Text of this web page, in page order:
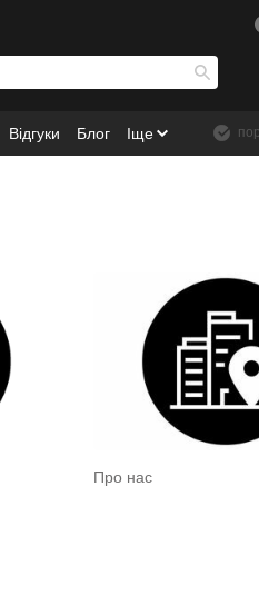
Відгуки Блог Іще
Про нас